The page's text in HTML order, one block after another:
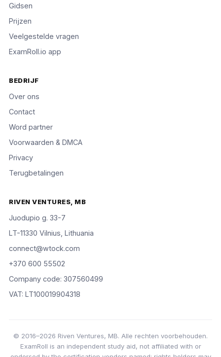
Gidsen
Prijzen
Veelgestelde vragen
ExamRoll.io app
BEDRIJF
Over ons
Contact
Word partner
Voorwaarden & DMCA
Privacy
Terugbetalingen
RIVEN VENTURES, MB
Juodupio g. 33-7
LT-11330 Vilnius, Lithuania
connect@wtock.com
+370 600 55502
Company code: 307560499
VAT: LT100019904318
© 2016–2026 Riven Ventures, MB. Alle rechten voorbehouden.
ExamRoll is an independent study aid, not affiliated with or